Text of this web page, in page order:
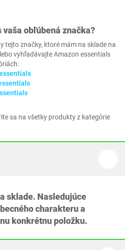
vaša obľúbená značka?
tejto značky, ktoré mám na sklade na
vyhľadávajte Amazon essentials
sa na všetky produkty z kategórie
sklade. Nasledujúce
charakteru a
konkrétnu položku.